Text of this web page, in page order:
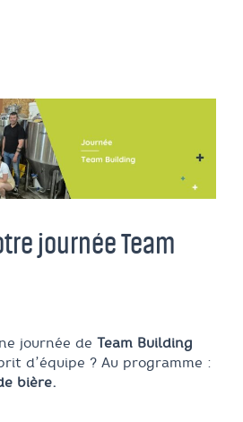
journée Team
journée de Team Building
d’équipe ? Au programme :
bière.